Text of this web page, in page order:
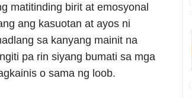
matitinding birit at emosyonal
ang kasuotan at ayos ni
sa kanyang mainit na
pa rin siyang bumati sa mga
o sama ng loob.